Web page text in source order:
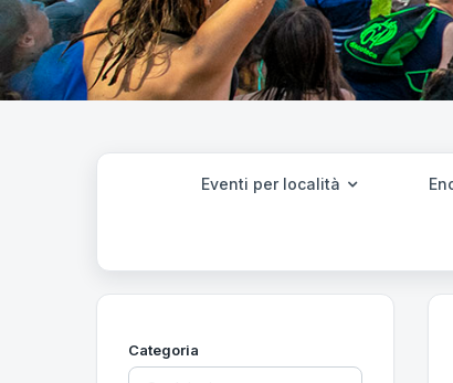
Eventi per località
Categoria